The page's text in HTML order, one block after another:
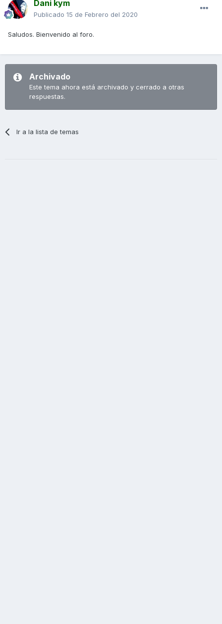
Dani kym
Publicado 15 de Febrero del 2020
Saludos. Bienvenido al foro.
Archivado
Este tema ahora está archivado y cerrado a otras
respuestas.
Ir a la lista de temas